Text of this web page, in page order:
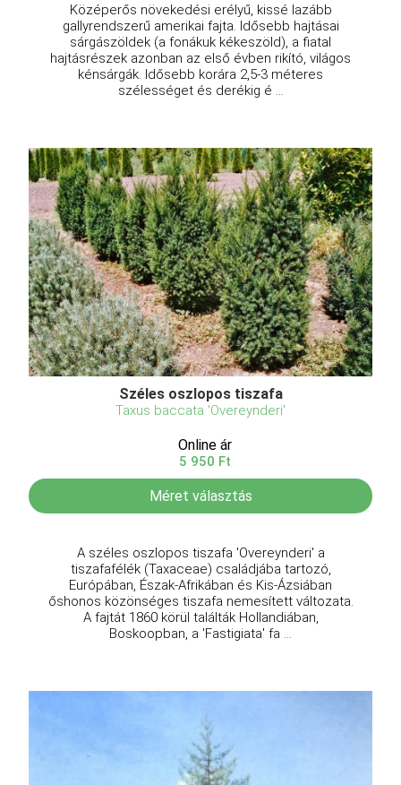
Középerős növekedési erélyű, kissé lazább
gallyrendszerű amerikai fajta. Idősebb hajtásai
sárgászöldek (a fonákuk kékeszöld), a fiatal
hajtásrészek azonban az első évben rikító, világos
kénsárgák. Idősebb korára 2,5-3 méteres
szélességet és derékig é ...
Széles oszlopos tiszafa
Taxus baccata 'Overeynderi'
Online ár
5 950 Ft
Méret választás
A széles oszlopos tiszafa 'Overeynderi' a
tiszafafélék (Taxaceae) családjába tartozó,
Európában, Észak-Afrikában és Kis-Ázsiában
őshonos közönséges tiszafa nemesített változata.
A fajtát 1860 körül találták Hollandiában,
Boskoopban, a 'Fastigiata' fa ...